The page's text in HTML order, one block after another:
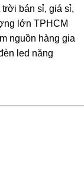
bán sỉ, giá sỉ,
lớn TPHCM
nguồn hàng gia
led năng